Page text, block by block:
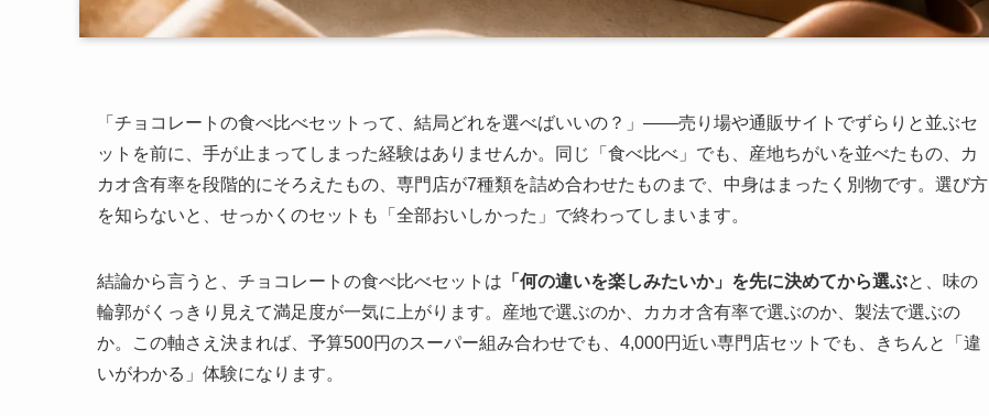
「チョコレートの食べ比べセットって、結局どれを選べばいいの？」——売り場や通販サイトでずらりと並ぶセ
ットを前に、手が止まってしまった経験はありませんか。同じ「食べ比べ」でも、産地ちがいを並べたもの、カ
カオ含有率を段階的にそろえたもの、専門店が7種類を詰め合わせたものまで、中身はまったく別物です。選び方
を知らないと、せっかくのセットも「全部おいしかった」で終わってしまいます。
結論から言うと、チョコレートの食べ比べセットは 「何の違いを楽しみたいか」を先に決めてから選ぶと、味の
輪郭がくっきり見えて満足度が一気に上がります。産地で選ぶのか、カカオ含有率で選ぶのか、製法で選ぶの
か。この軸さえ決まれば、予算500円のスーパー組み合わせでも、4,000円近い専門店セットでも、きちんと「違
いがわかる」体験になります。